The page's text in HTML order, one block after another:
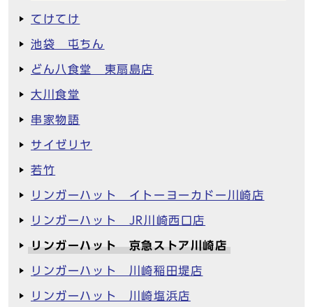
てけてけ
池袋 屯ちん
どん八食堂 東扇島店
大川食堂
串家物語
サイゼリヤ
若竹
リンガーハット イトーヨーカドー川崎店
リンガーハット JR川崎西口店
リンガーハット 京急ストア川崎店
リンガーハット 川崎稲田堤店
リンガーハット 川崎塩浜店